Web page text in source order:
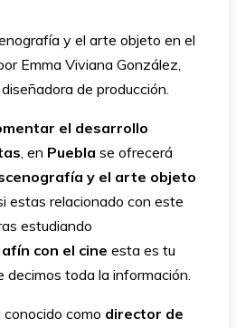
y el arte objeto en el
Emma Viviana González,
de producción.
el desarrollo
, en Puebla se ofrecerá
y el arte objeto
estas relacionado con este
estudiando
con el cine esta es tu
decimos toda la información.
conocido como director de